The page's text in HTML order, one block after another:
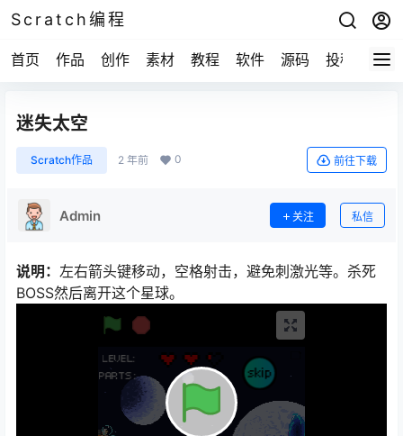
Scratch编程
首页 作品 创作 素材 教程 软件 源码 投稿 关于
迷失太空
Scratch作品 2 年前 0 前往下载
Admin 关注 私信
说明： 左右箭头键移动，空格射击，避免刺激光等。杀死
BOSS然后离开这个星球。